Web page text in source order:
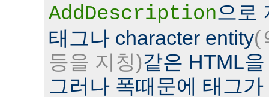
AddDescription으로
태그나 character entity(
등을 지칭)같은 HTML
그러나 폭때문에 태그